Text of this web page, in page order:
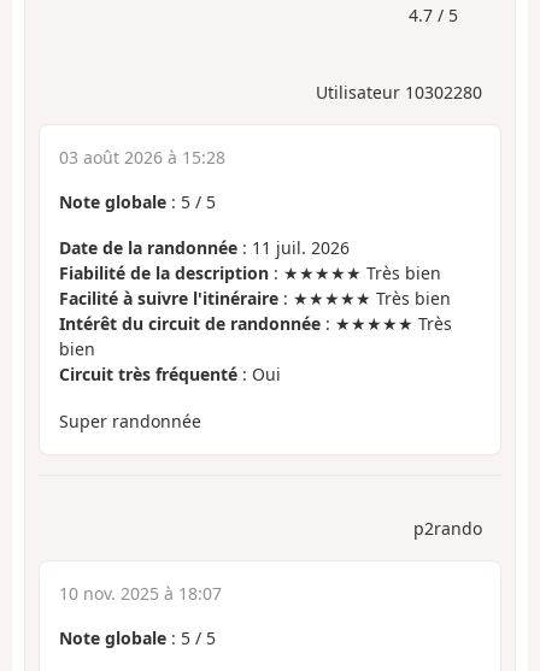
4.7 / 5
Utilisateur 10302280
03 août 2026 à 15:28
Note globale : 5 / 5
Date de la randonnée : 11 juil. 2026
Fiabilité de la description : ★★★★★ Très bien
Facilité à suivre l'itinéraire : ★★★★★ Très bien
Intérêt du circuit de randonnée : ★★★★★ Très
bien
Circuit très fréquenté : Oui
Super randonnée
p2rando
10 nov. 2025 à 18:07
Note globale : 5 / 5